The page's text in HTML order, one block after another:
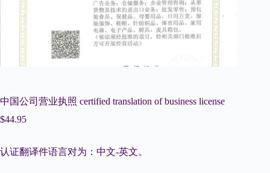
中国公司营业执照 certified translation of business license
$44.95
认证翻译件语言对为：中文-英文。